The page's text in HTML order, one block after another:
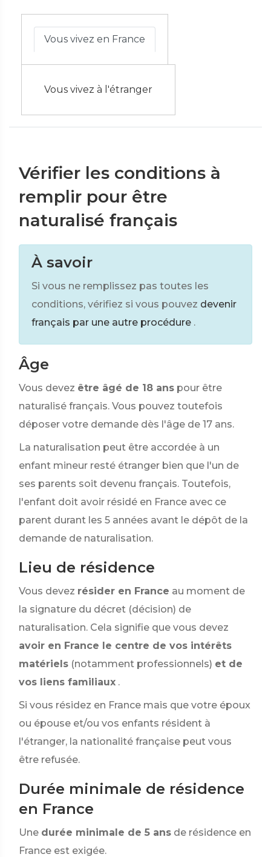
Vous vivez en France
Vous vivez à l'étranger
Vérifier les conditions à
remplir pour être
naturalisé français
À savoir
Si vous ne remplissez pas toutes les
conditions, vérifiez si vous pouvez devenir
français par une autre procédure .
Âge
Vous devez être âgé de 18 ans pour être
naturalisé français. Vous pouvez toutefois
déposer votre demande dès l'âge de 17 ans.
La naturalisation peut être accordée à un
enfant mineur resté étranger bien que l'un de
ses parents soit devenu français. Toutefois,
l'enfant doit avoir résidé en France avec ce
parent durant les 5 années avant le dépôt de la
demande de naturalisation.
Lieu de résidence
Vous devez résider en France au moment de
la signature du décret (décision) de
naturalisation. Cela signifie que vous devez
avoir en France le centre de vos intérêts
matériels (notamment professionnels) et de
vos liens familiaux .
Si vous résidez en France mais que votre époux
ou épouse et/ou vos enfants résident à
l'étranger, la nationalité française peut vous
être refusée.
Durée minimale de résidence
en France
Une durée minimale de 5 ans de résidence en
France est exigée.